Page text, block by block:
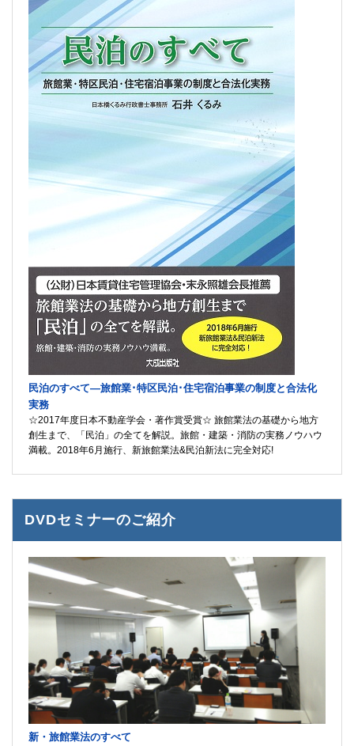
民泊のすべて―旅館業･特区民泊･住宅宿泊事業の制度と合法化
実務
☆2017年度日本不動産学会・著作賞受賞☆ 旅館業法の基礎から地方
創生まで、「民泊」の全てを解説。旅館・建築・消防の実務ノウハウ
満載。2018年6月施行、新旅館業法&民泊新法に完全対応!
DVDセミナーのご紹介
新・旅館業法のすべて